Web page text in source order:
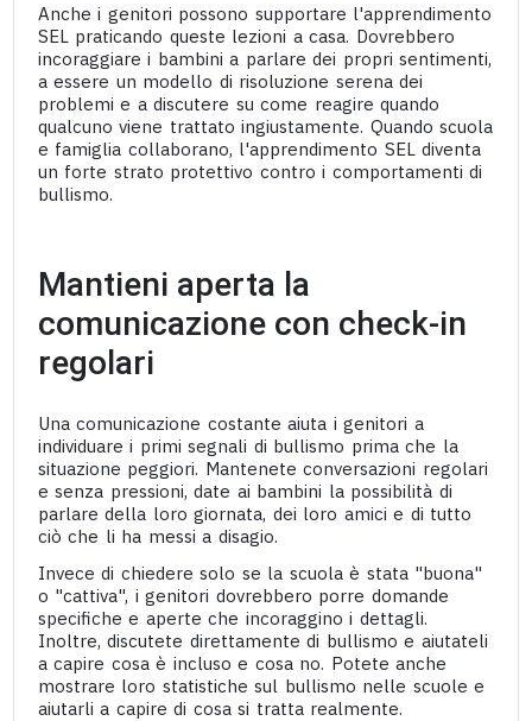
Anche i genitori possono supportare l'apprendimento
SEL praticando queste lezioni a casa. Dovrebbero
incoraggiare i bambini a parlare dei propri sentimenti,
a essere un modello di risoluzione serena dei
problemi e a discutere su come reagire quando
qualcuno viene trattato ingiustamente. Quando scuola
e famiglia collaborano, l'apprendimento SEL diventa
un forte strato protettivo contro i comportamenti di
bullismo.
Mantieni aperta la
comunicazione con check-in
regolari
Una comunicazione costante aiuta i genitori a
individuare i primi segnali di bullismo prima che la
situazione peggiori. Mantenete conversazioni regolari
e senza pressioni, date ai bambini la possibilità di
parlare della loro giornata, dei loro amici e di tutto
ciò che li ha messi a disagio.
Invece di chiedere solo se la scuola è stata "buona"
o "cattiva", i genitori dovrebbero porre domande
specifiche e aperte che incoraggino i dettagli.
Inoltre, discutete direttamente di bullismo e aiutateli
a capire cosa è incluso e cosa no. Potete anche
mostrare loro statistiche sul bullismo nelle scuole e
aiutarli a capire di cosa si tratta realmente.